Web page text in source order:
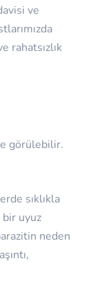
ve
rahatsızlık
görülebilir.
sıklıkla
uyuz
neden